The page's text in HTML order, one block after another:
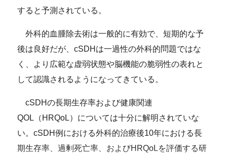
すると予測されている。
外科的血腫除去術は一般的に有効で、短期的な予
後は良好だが、cSDHは一過性の外科的問題ではな
く、より広範な虚弱状態や脳機能の脆弱性の表れと
して認識されるようになってきている。
cSDHの長期生存率および健康関連
QOL（HRQoL）については十分に解明されていな
い。cSDH例における外科的治療後10年における長
期生存率、過剰死亡率、およびHRQoLを評価する研